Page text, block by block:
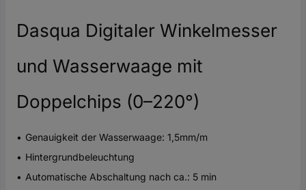
Dasqua Digitaler Winkelmesser
und Wasserwaage mit
Doppelchips (0–220°)
Genauigkeit der Wasserwaage: 1,5mm/m
Hintergrundbeleuchtung
Automatische Abschaltung nach ca.: 5 min